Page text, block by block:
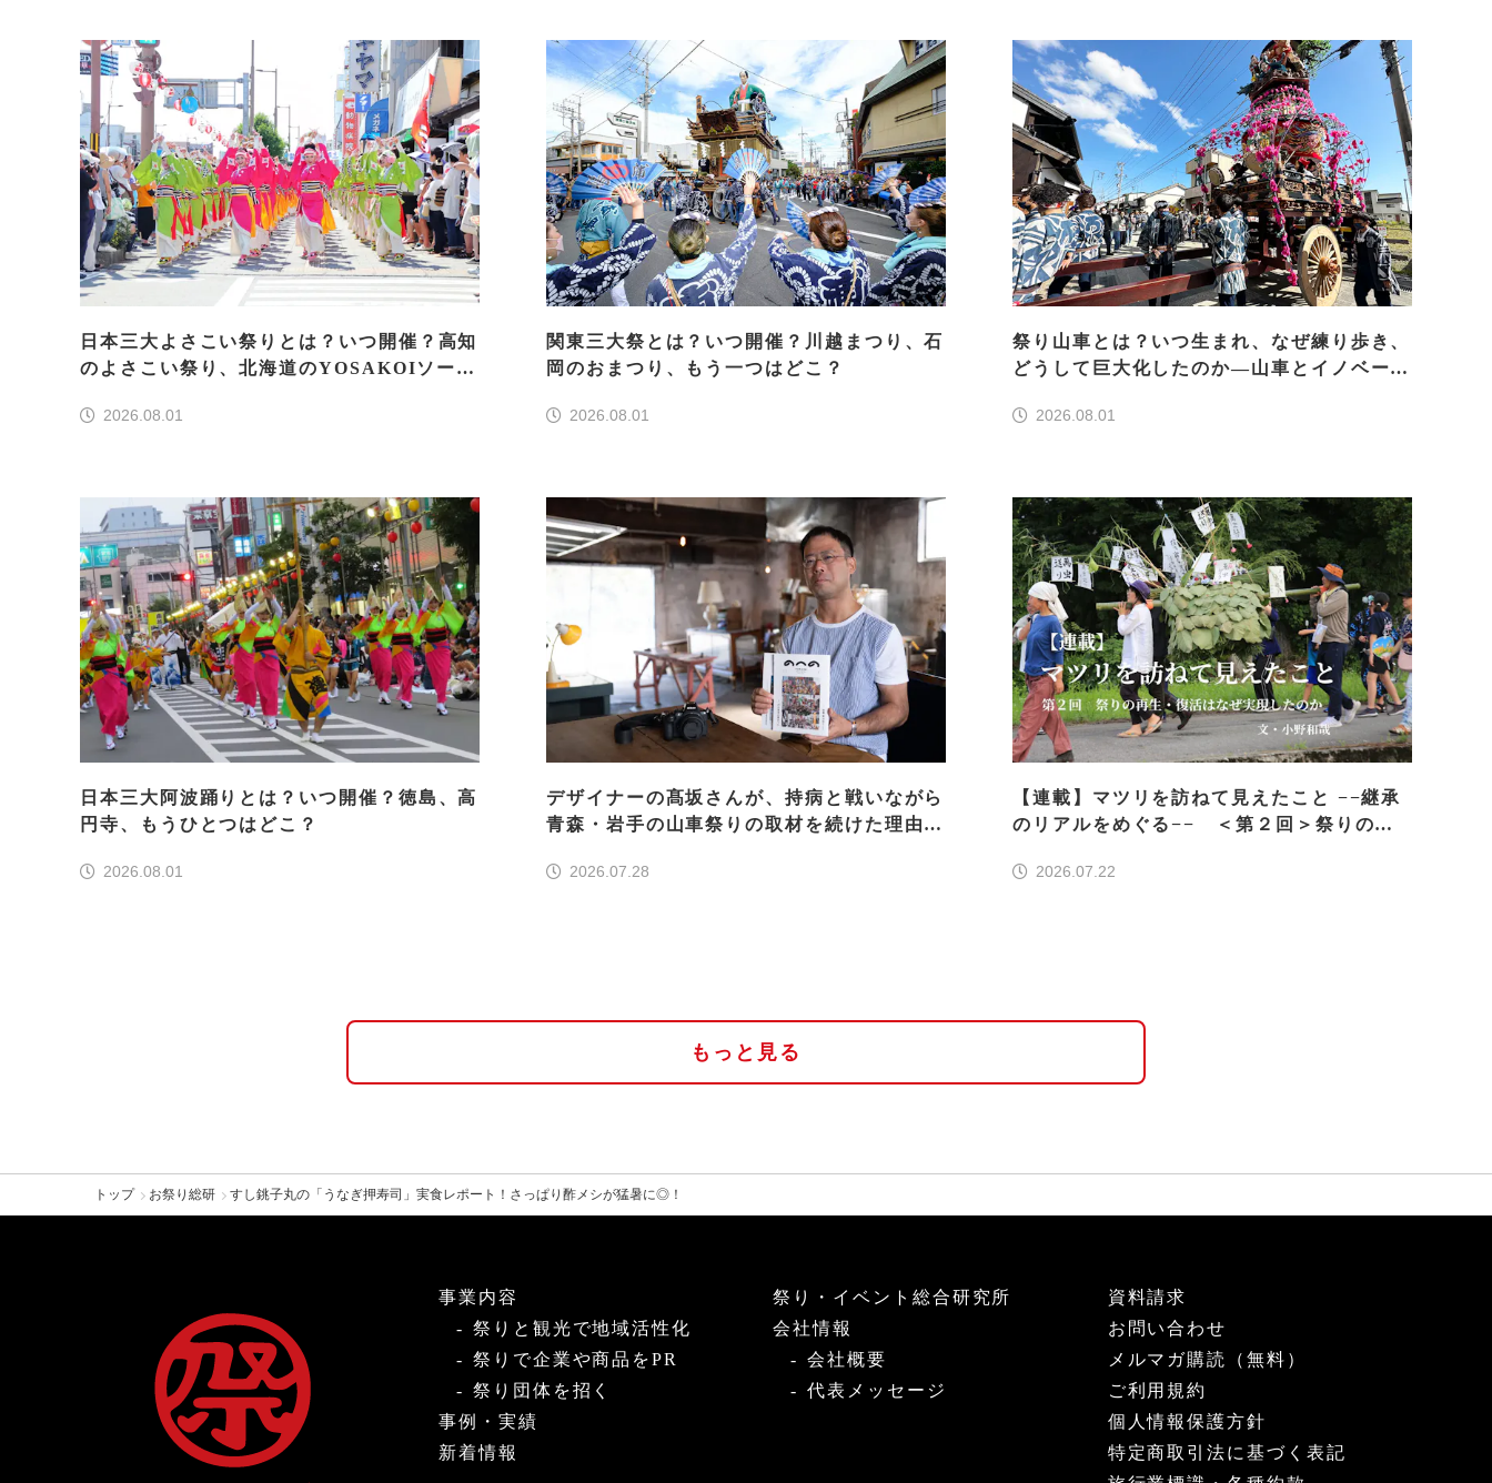
日本三大よさこい祭りとは？いつ開催？高知
のよさこい祭り、北海道のYOSAKOIソーラ
2026.08.01
関東三大祭とは？いつ開催？川越まつり、石
岡のおまつり、もう一つはどこ？
2026.08.01
祭り山車とは？いつ生まれ、なぜ練り歩き、
どうして巨大化したのか―山車とイノベーシ
2026.08.01
日本三大阿波踊りとは？いつ開催？徳島、高
円寺、もうひとつはどこ？
2026.08.01
デザイナーの髙坂さんが、持病と戦いながら
青森・岩手の山車祭りの取材を続けた理由
2026.07.28
【連載】マツリを訪ねて見えたこと −−継承
のリアルをめぐる−− ＜第２回＞祭りの再
2026.07.22
もっと見る
トップ お祭り総研 すし銚子丸の「うなぎ押寿司」実食レポート！さっぱり酢メシが猛暑に◎！
事業内容
祭りと観光で地域活性化
祭りで企業や商品をPR
祭り団体を招く
事例・実績
新着情報
祭り・イベント総合研究所
会社情報
会社概要
代表メッセージ
資料請求
お問い合わせ
メルマガ購読（無料）
ご利用規約
個人情報保護方針
特定商取引法に基づく表記